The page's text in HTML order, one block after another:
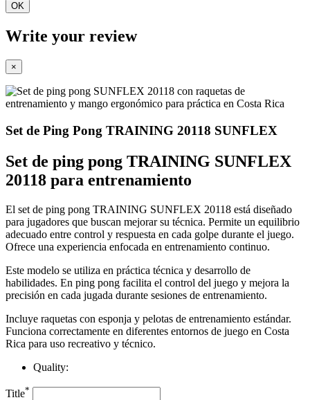
OK
Write your review
×
Set de Ping Pong TRAINING 20118 SUNFLEX
Set de ping pong TRAINING SUNFLEX
20118 para entrenamiento
El set de ping pong TRAINING SUNFLEX 20118 está diseñado
para jugadores que buscan mejorar su técnica. Permite un equilibrio
adecuado entre control y respuesta en cada golpe durante el juego.
Ofrece una experiencia enfocada en entrenamiento continuo.
Este modelo se utiliza en práctica técnica y desarrollo de
habilidades. En ping pong facilita el control del juego y mejora la
precisión en cada jugada durante sesiones de entrenamiento.
Incluye raquetas con esponja y pelotas de entrenamiento estándar.
Funciona correctamente en diferentes entornos de juego en Costa
Rica para uso recreativo y técnico.
Quality:
Title*